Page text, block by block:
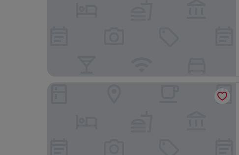
Sadot Hotel Ben Gurion Airport - an Atlas Boutique